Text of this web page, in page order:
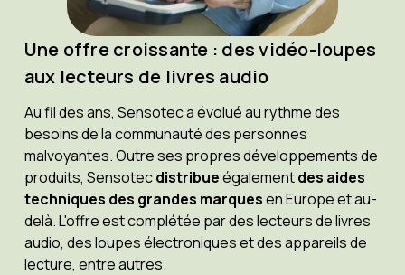
Une offre croissante : des vidéo-loupes
aux lecteurs de livres audio
Au fil des ans, Sensotec a évolué au rythme des
besoins de la communauté des personnes
malvoyantes. Outre ses propres développements de
produits, Sensotecdistribueégalementdes aides
techniques des grandes marquesen Europe et au-
delà. L'offre est complétée par des lecteurs de livres
audio, des loupes électroniques et des appareils de
lecture, entre autres.